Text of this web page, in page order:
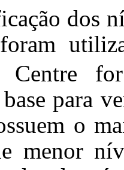
dos
Centre
para
o
menor